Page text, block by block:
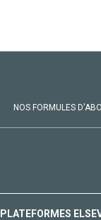
NOS FORMULES
PLATEFORMES